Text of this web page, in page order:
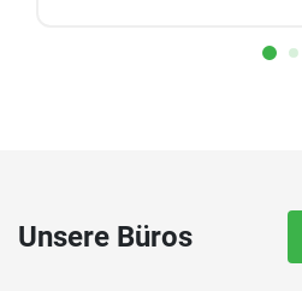
Unsere Büros